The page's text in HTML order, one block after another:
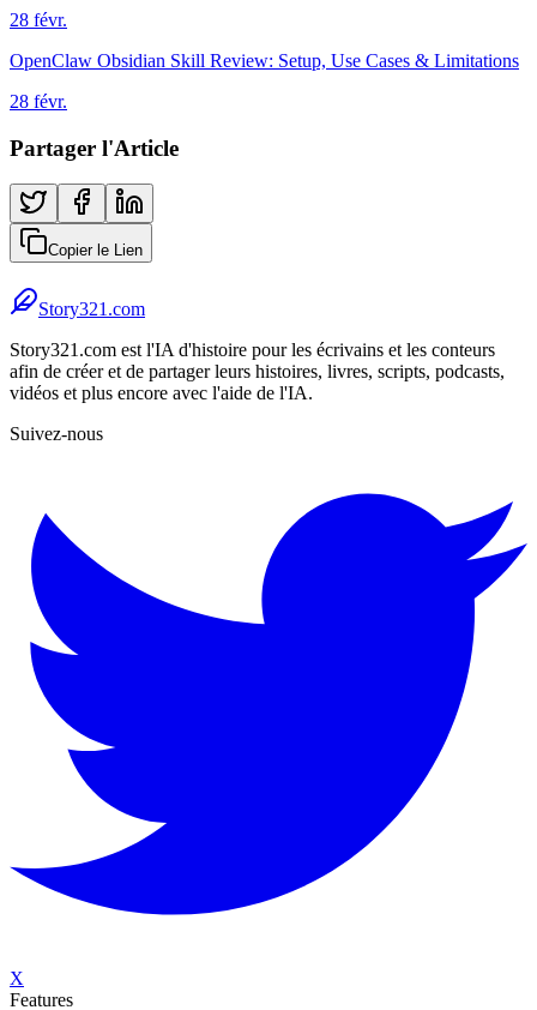
28 févr.
OpenClaw Obsidian Skill Review: Setup, Use Cases & Limitations
28 févr.
Partager l'Article
Copier le Lien
Story321.com
Story321.com est l'IA d'histoire pour les écrivains et les conteurs
afin de créer et de partager leurs histoires, livres, scripts, podcasts,
vidéos et plus encore avec l'aide de l'IA.
Suivez-nous
X
Features